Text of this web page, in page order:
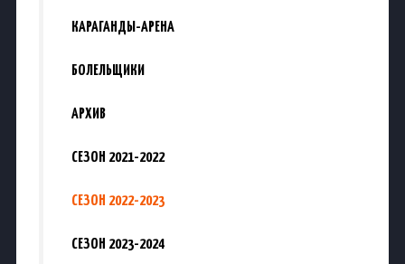
КАРАГАНДЫ-АРЕНА
БОЛЕЛЬЩИКИ
АРХИВ
СЕЗОН 2021-2022
СЕЗОН 2022-2023
СЕЗОН 2023-2024